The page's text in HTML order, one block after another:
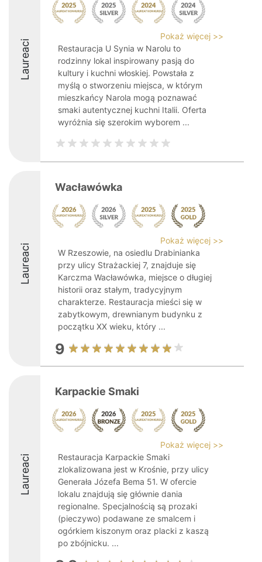
Laureaci
Pokaż więcej >>
Restauracja U Synia w Narolu to
rodzinny lokal inspirowany pasją do
kultury i kuchni włoskiej. Powstała z
myślą o stworzeniu miejsca, w którym
mieszkańcy Narola mogą poznawać
smaki autentycznej kuchni Italii. Oferta
wyróżnia się szerokim wyborem ...
Laureaci
Wacławówka
Pokaż więcej >>
W Rzeszowie, na osiedlu Drabinianka
przy ulicy Strażackiej 7, znajduje się
Karczma Wacławówka, miejsce o długiej
historii oraz stałym, tradycyjnym
charakterze. Restauracja mieści się w
zabytkowym, drewnianym budynku z
początku XX wieku, który ...
9
Laureaci
Karpackie Smaki
Pokaż więcej >>
Restauracja Karpackie Smaki
zlokalizowana jest w Krośnie, przy ulicy
Generała Józefa Bema 51. W ofercie
lokalu znajdują się głównie dania
regionalne. Specjalnością są prozaki
(pieczywo) podawane ze smalcem i
ogórkiem kiszonym oraz placki z kaszą
po zbójnicku. ...